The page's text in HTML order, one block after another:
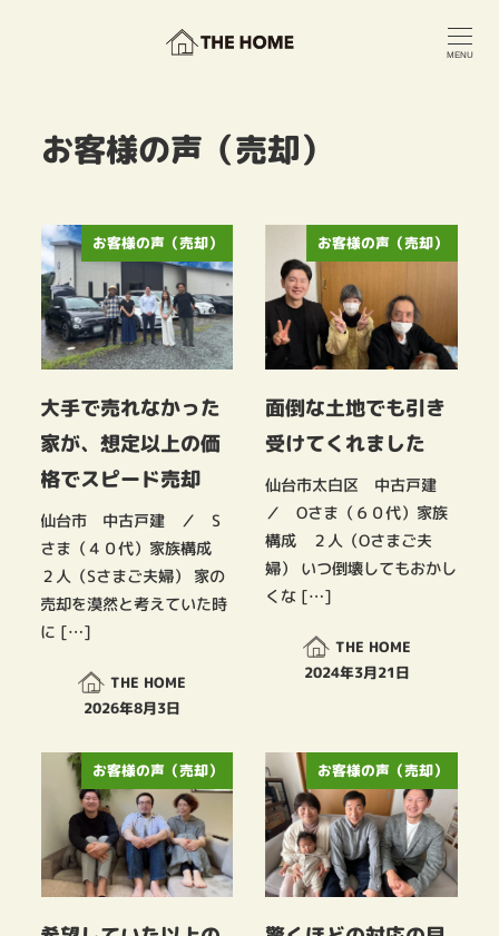
MENU
お客様の声（売却）
お客様の声（売却）
大手で売れなかった
家が、想定以上の価
格でスピード売却
仙台市 中古戸建 ／ S
さま（４０代）家族構成
２人（Sさまご夫婦） 家の
売却を漠然と考えていた時
に […]
THE HOME
投稿日
2026年8月3日
お客様の声（売却）
面倒な土地でも引き
受けてくれました
仙台市太白区 中古戸建
／ Oさま（６０代）家族
構成 ２人（Oさまご夫
婦） いつ倒壊してもおかし
くな […]
THE HOME
投稿日
2024年3月21日
お客様の声（売却） お客様の声（売却）